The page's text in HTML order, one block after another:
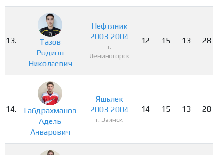
13.
Тазов
Родион
Николаевич
Нефтяник
2003-2004
г.
Лениногорск
12 15 13 28
14.
Габдрахманов
Адель
Анварович
Яшьлек
2003-2004
г. Заинск
14 15 13 28